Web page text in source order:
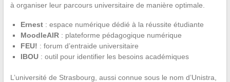
à organiser leur parcours universitaire de manière optimale.
Ernest: espace numérique dédié à la réussite étudiante
MoodleAIR: plateforme pédagogique numérique
FEU! : forum d’entraide universitaire
IBOU: outil pour identifier les besoins académiques
L’université de Strasbourg, aussi connue sous le nom d’Unistra,